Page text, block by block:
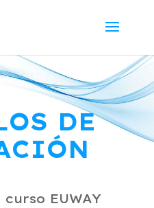
DE
EUWAY